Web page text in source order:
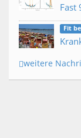
Fast
Fit
weitere